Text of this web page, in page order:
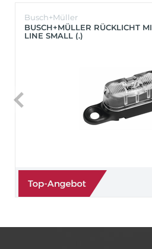
Busch+Müller
BUSCH+MÜLLER RÜCKLICHT
LINE SMALL (.)